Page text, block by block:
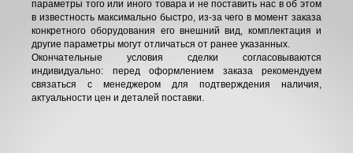
параметры того или иного товара и не поставить нас в об этом
в известность максимально быстро, из-за чего в момент заказа
конкретного оборудования его внешний вид, комплектация и
другие параметры могут отличаться от ранее указанных.
Окончательные условия сделки согласовываются
индивидуально: перед оформлением заказа рекомендуем
связаться с менеджером для подтверждения наличия,
актуальности цен и деталей поставки.